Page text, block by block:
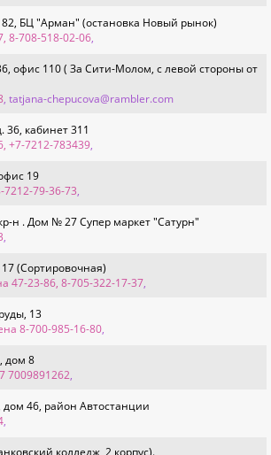
82, БЦ "Арман" (остановка Новый рынок)
8-708-518-02-06,
офис 110 ( За Сити-Молом, с левой стороны от
, tatjana-chepucova@rambler.com
36, кабинет 311
+7-7212-783439,
19
7212-79-36-73,
н . Дом № 27 Супер маркет "Сатурн"
,
(Сортировочная)
47-23-86, 8-705-322-17-37,
13
8-700-985-16-80,
дом 8
7009891262,
дом 46, район Автостанции
,
колледж, 2 корпус).